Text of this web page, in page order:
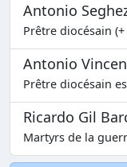
Antonio
Prêtre diocésain (+
Antonio
Prêtre diocésain
Ricardo Gil
Martyrs de la